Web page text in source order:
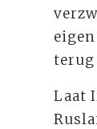
terug
Laat